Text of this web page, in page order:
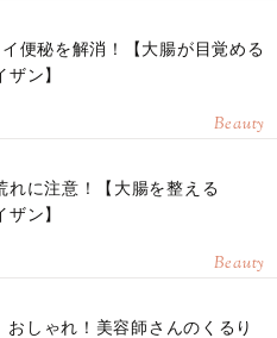
便秘を解消！【大腸が目覚める
ザン】
Beauty
れに注意！【大腸を整える
ザン】
Beauty
おしゃれ！美容師さんのくるり